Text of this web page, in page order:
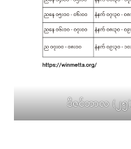
ဒီဇင်ဘာလ (၂